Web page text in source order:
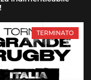
TERMINATO